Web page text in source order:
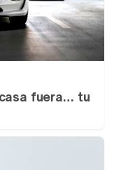
fuera… tu